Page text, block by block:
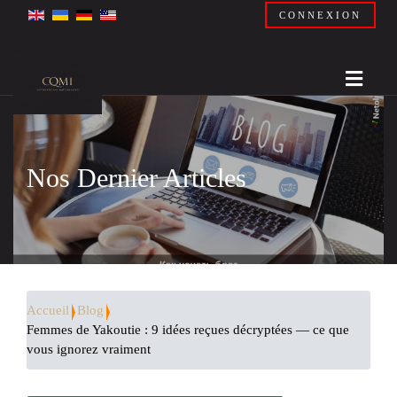
CONNEXION
Nos Dernier Articles
Accueil
Blog
Femmes de Yakoutie : 9 idées reçues décryptées — ce que
vous ignorez vraiment